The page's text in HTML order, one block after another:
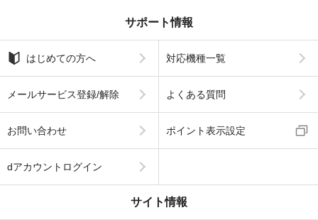
サポート情報
はじめての方へ 対応機種一覧
メールサービス登録/解除 よくある質問
お問い合わせ ポイント表示設定
dアカウントログイン
サイト情報